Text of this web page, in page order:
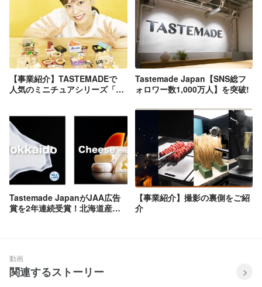
【事業紹介】TASTEMADEで
人気のミニチュアシリーズ「ち
Tastemade Japan【SNS総フ
ォロワー数1,000万人】を突破!
Tastemade JapanがJAA広告
賞を2年連続受賞！北海道産の
【事業紹介】撮影の裏側をご紹
介
動画
関連するストーリー